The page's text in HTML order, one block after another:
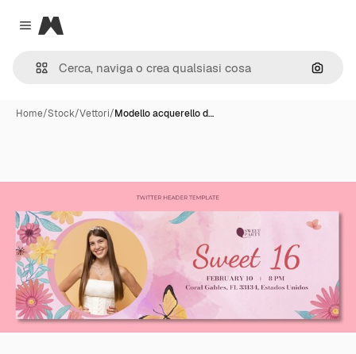
Close menu
Magnific
Cerca
Home/Stock/Vettori/Modello acquerello d…